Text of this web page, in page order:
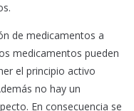
de medicamentos a
medicamentos pueden
el principio activo
no hay un
En consecuencia se